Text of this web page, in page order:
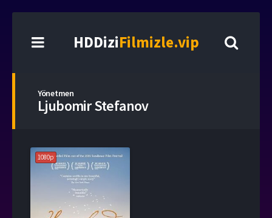
HDDiziFilmizle.vip
Yönetmen
Ljubomir Stefanov
1080p